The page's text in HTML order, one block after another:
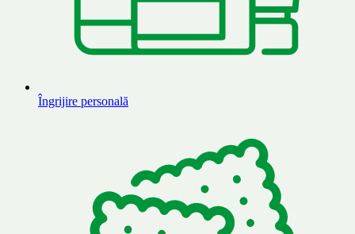
Îngrijire personală